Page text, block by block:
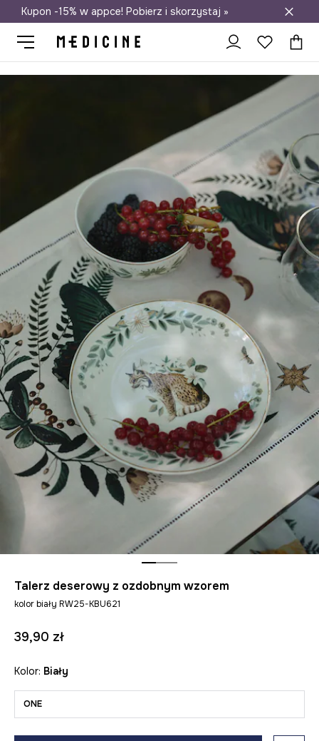
Darmowa dostawa do salonów
Kupon -15% w appce! Pobierz i skorzystaj »
Talerz deserowy z ozdobnym wzorem
kolor biały RW25-KBU621
39,90 zł
Kolor: biały
ONE